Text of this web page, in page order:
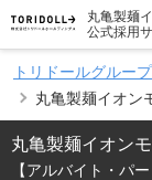
丸亀製麺
公式採用
トリドールグルー
丸亀製麺イオン
丸亀製麺イオン
【アルバイト・パ